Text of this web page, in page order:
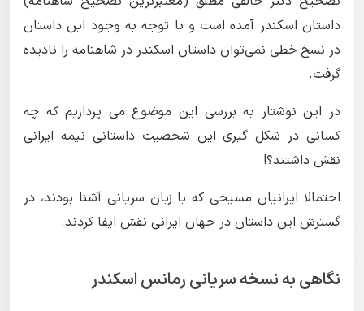
داستان اسکندر آمده است و با توجه به وجود این داستان
در نسخ خطی نمی‌توان داستان اسکندر در شاهنامه را نادیده
گرفت.
در این نوشتار به بررسی این موضوع می پردازیم که چه
کسانی در شکل گیری این شخصیت داستانی نیمه ایرانی
نقش داشتند؟!
احتمالا ایرانیان مسیحی که با زبان سریانی آشنا بودند، در
گسترش این داستان در جهان ایرانی نقش ایفا کردند.
نگاهی به نسخه سریانی رمانس اسکندر